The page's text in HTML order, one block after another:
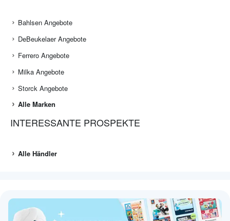
Bahlsen Angebote
DeBeukelaer Angebote
Ferrero Angebote
Milka Angebote
Storck Angebote
Alle Marken
INTERESSANTE PROSPEKTE
Alle Händler